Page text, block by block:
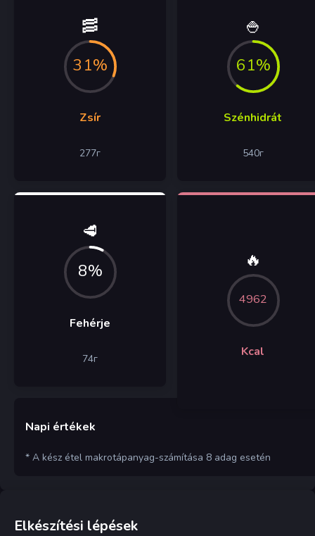
🥓
31%
Zsír
277г
🍚
61%
Szénhidrát
540г
🥩
8%
Fehérje
74г
🔥
4962
Kcal
Napi értékek
* A kész étel makrotápanyag-számítása 8 adag esetén
Elkészítési lépések